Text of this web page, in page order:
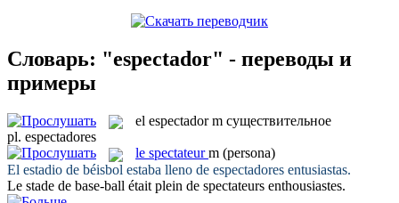
Словарь: "espectador" - переводы и
примеры
el espectador m существительное
pl. espectadores
le spectateur m (persona)
El estadio de béisbol estaba lleno de espectadores entusiastas.
Le stade de base-ball était plein de spectateurs enthousiastes.